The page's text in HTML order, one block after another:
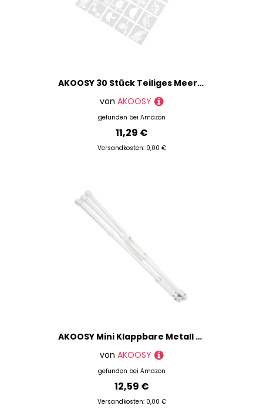
AKOOSY 30 Stück Teiliges Meeresschildkröten schablonen Detaillierte Tiermotive Vielseitig für Schulkunst Bastelprojekte Scrapbooking Wanddekoration DIY Malvorlagen für Kreative
von AKOOSY
gefunden bei Amazon
11,29 €
Versandkosten: 0,00 €
AKOOSY Mini Klappbare Metall Tischstaffelei Stabile Malstaffelei für Bilder Fotos und Kleine Leinwände Ergonomisch Tragbar und Vielseitig für Wohnzimmer und Geschäftsdarstellung
von AKOOSY
gefunden bei Amazon
12,59 €
Versandkosten: 0,00 €